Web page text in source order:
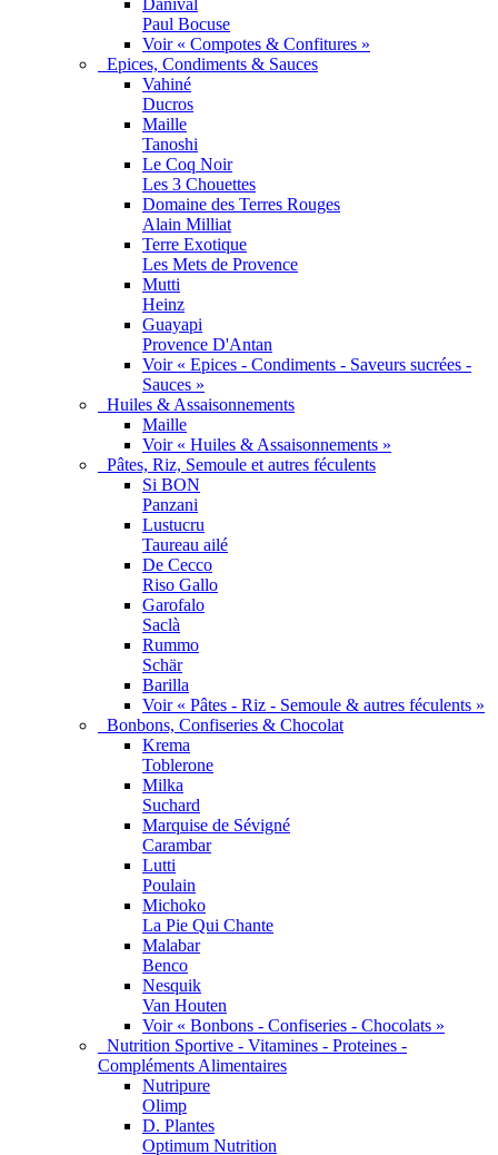
Danival
Paul Bocuse
Voir « Compotes & Confitures »
Epices, Condiments & Sauces
Vahiné
Ducros
Maille
Tanoshi
Le Coq Noir
Les 3 Chouettes
Domaine des Terres Rouges
Alain Milliat
Terre Exotique
Les Mets de Provence
Mutti
Heinz
Guayapi
Provence D'Antan
Voir « Epices - Condiments - Saveurs sucrées -
Sauces »
Huiles & Assaisonnements
Maille
Voir « Huiles & Assaisonnements »
Pâtes, Riz, Semoule et autres féculents
Si BON
Panzani
Lustucru
Taureau ailé
De Cecco
Riso Gallo
Garofalo
Saclà
Rummo
Schär
Barilla
Voir « Pâtes - Riz - Semoule & autres féculents »
Bonbons, Confiseries & Chocolat
Krema
Toblerone
Milka
Suchard
Marquise de Sévigné
Carambar
Lutti
Poulain
Michoko
La Pie Qui Chante
Malabar
Benco
Nesquik
Van Houten
Voir « Bonbons - Confiseries - Chocolats »
Nutrition Sportive - Vitamines - Proteines -
Compléments Alimentaires
Nutripure
Olimp
D. Plantes
Optimum Nutrition